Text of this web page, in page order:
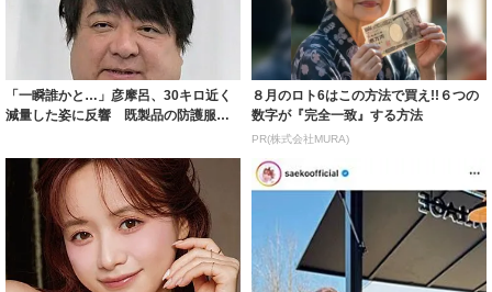
「一瞬誰かと…」彦摩呂、30キロ近く
減量した姿に反響 既製品の防護服が
８月のロト6はこの方法で買え!!６つの
数字が『完全一致』する方法
PR(株式会社MURA)